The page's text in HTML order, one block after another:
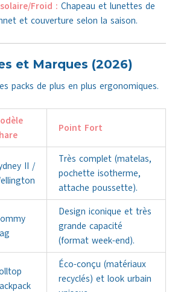
Froid : Chapeau et lunettes de
et couverture selon la saison.
et Marques (2026)
packs de plus en plus ergonomiques.
Point Fort
II /
Très complet (matelas,
pochette isotherme,
attache poussette).
Design iconique et très
grande capacité
(format week-end).
Éco-conçu (matériaux
recyclés) et look urbain